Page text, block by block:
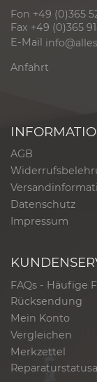
Fon +49 (0)365
Fax +49 (0)365
E-Mail
Anfahrt
AGB
Datenschutz
Impressum
FAQs - Häufige
Rücksendung
Mein Konto
Vergleichen
Merkzettel